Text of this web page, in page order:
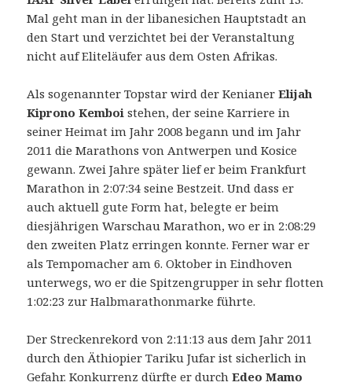
Mal geht man in der libanesichen Hauptstadt an
den Start und verzichtet bei der Veranstaltung
nicht auf Eliteläufer aus dem Osten Afrikas.
Als sogenannter Topstar wird der Kenianer Elijah
Kiprono Kemboistehen, der seine Karriere in
seiner Heimat im Jahr 2008 begann und im Jahr
2011 die Marathons von Antwerpen und Kosice
gewann. Zwei Jahre später lief er beim Frankfurt
Marathon in 2:07:34 seine Bestzeit. Und dass er
auch aktuell gute Form hat, belegte er beim
diesjährigen Warschau Marathon, wo er in 2:08:29
den zweiten Platz erringen konnte. Ferner war er
als Tempomacher am 6. Oktober in Eindhoven
unterwegs, wo er die Spitzengrupper in sehr flotten
1:02:23 zur Halbmarathonmarke führte.
Der Streckenrekord von 2:11:13 aus dem Jahr 2011
durch den Äthiopier Tariku Jufar ist sicherlich in
Gefahr. Konkurrenz dürfte er durchEdeo Mamo